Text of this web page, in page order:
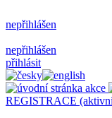
nepřihlášen
nepřihlášen
přihlásit
REGISTRACE